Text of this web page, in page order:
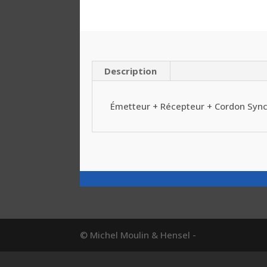
Description
Émetteur + Récepteur + Cordon
© Michel Moulin & Hensel -